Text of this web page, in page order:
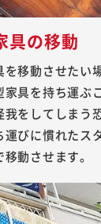
具の移動
を移動させたい
具を持ち運ぶ
をしてしまう
運びに慣れたス
動させます。